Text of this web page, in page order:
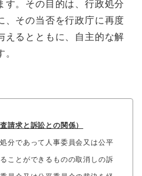
す。その目的は、行政処分
、その当否を行政庁に再度
えるとともに、自主的な解
請求と訴訟との関係）
分であって人事委員会又は公平
ことができるものの取消しの訴